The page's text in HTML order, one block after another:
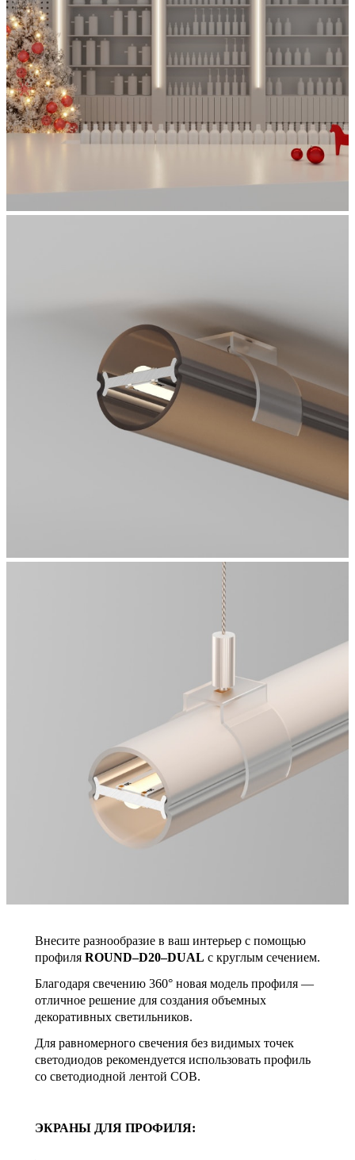
Внесите разнообразие в ваш интерьер с помощью
профиля ROUND–D20–DUAL с круглым сечением.
Благодаря свечению 360° новая модель профиля —
отличное решение для создания объемных
декоративных светильников.
Для равномерного свечения без видимых точек
светодиодов рекомендуется использовать профиль
со светодиодной лентой СОВ.
ЭКРАНЫ ДЛЯ ПРОФИЛЯ: